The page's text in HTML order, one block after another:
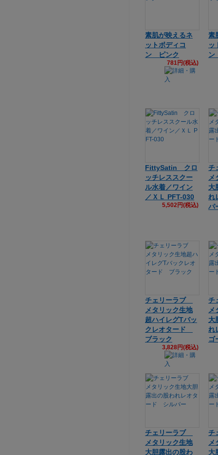
素肌が映えるネ
ットボディコ
ン ピンク
781円(税込)
素
ッ
FittySatin クロ
ッチレススクー
ル水着／ワイン
／ＸＬ PFT-030
5,502円(税込)
チ
メ
大
れ
パ
チェリーラブ
メタリック生地
超ハイレグTバッ
クレオタード
ブラック
3,828円(税込)
チ
メ
大
れ
ゴ
チェリーラブ
メタリック生地
大胆露出の股わ
チ
メ
大